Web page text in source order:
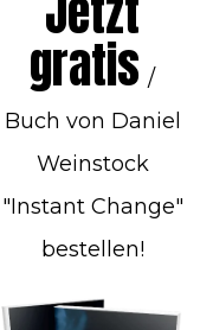
gratis /
Buch von Daniel
Weinstock
"Instant Change"
bestellen!